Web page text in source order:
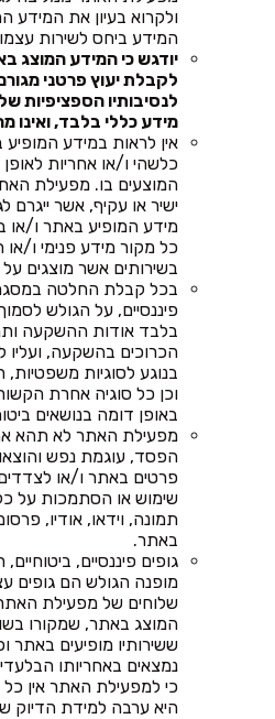
ולקרוא בעיון את המידע
המידע ביחס לשירות
יודגש כי המידע המוצג
לקבלת יעוץ פרטני
לנסיבותיו הספציפיות
מידע כללי בלבד, ואינו
אין לראות במידע
כלשהי ו/או אחריות
המוצעים בו. מפעילת
ישיר או עקיף, אשר
מידע המופיע באתר ו/או
כל מקור מידע פנימי ו/או
בשירותים אשר מוצגים על
בכל קבלת החלטה
פיננסיים, על הגולש
בלבד אודות ההשקעה
הכרוכים בהשקעה, ועליו
בנוגע לסוגיות משפטיות,
וכן כל סוגיה אחרת
באופן דומה בנושאים
מפעילת האתר לא תהא
הפסד, עוגמת נפש
פרטים באתר ו/או
שימוש או הסתמכות על
תמונה, וידאו, אודיו,
באתר.
גופים פיננסיים,
מופנה הגולש הם גופים
שלוחים של מפעילת
המוצג באתר, שמקורו
ששירותיו מופיעים באתר
נמצאים באחריותו
כי למפעילת האתר אין כל
היא ערבה למידת הדיוק